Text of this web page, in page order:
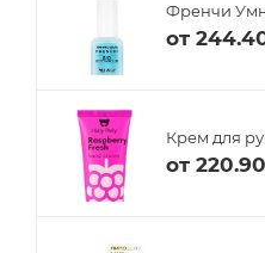
Френчи
от
Крем для
от